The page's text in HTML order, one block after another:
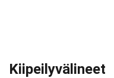
Kiipeilyvälineet